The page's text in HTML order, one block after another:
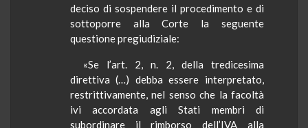
deciso di sospendere il procedimento e di
sottoporre alla Corte la seguente
questione pregiudiziale:
«Se l’art. 2, n. 2, della tredicesima
direttiva (…) debba essere interpretato,
restrittivamente, nel senso che la facoltà
ivi accordata agli Stati membri di
subordinare il rimborso dell’IVA alla